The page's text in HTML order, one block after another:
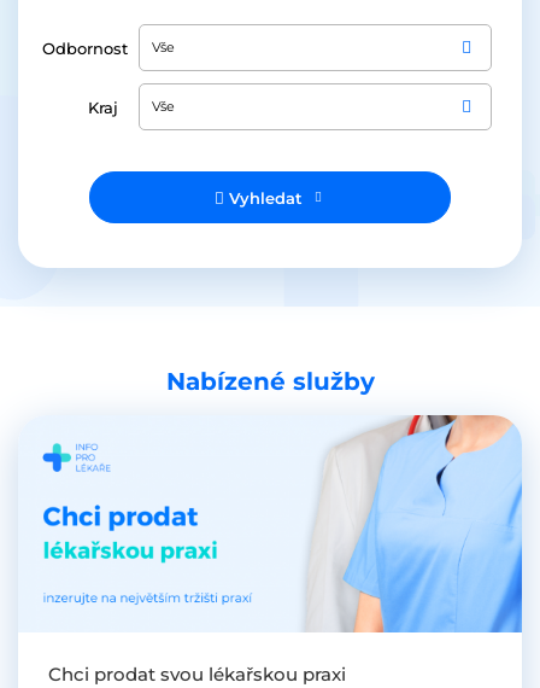
Odbornost Vše
Kraj Vše
Vyhledat
Nabízené služby
Chci prodat svou lékařskou praxi